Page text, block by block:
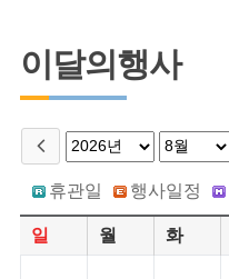
이달의행사
휴관일 행사일정
일 월 화